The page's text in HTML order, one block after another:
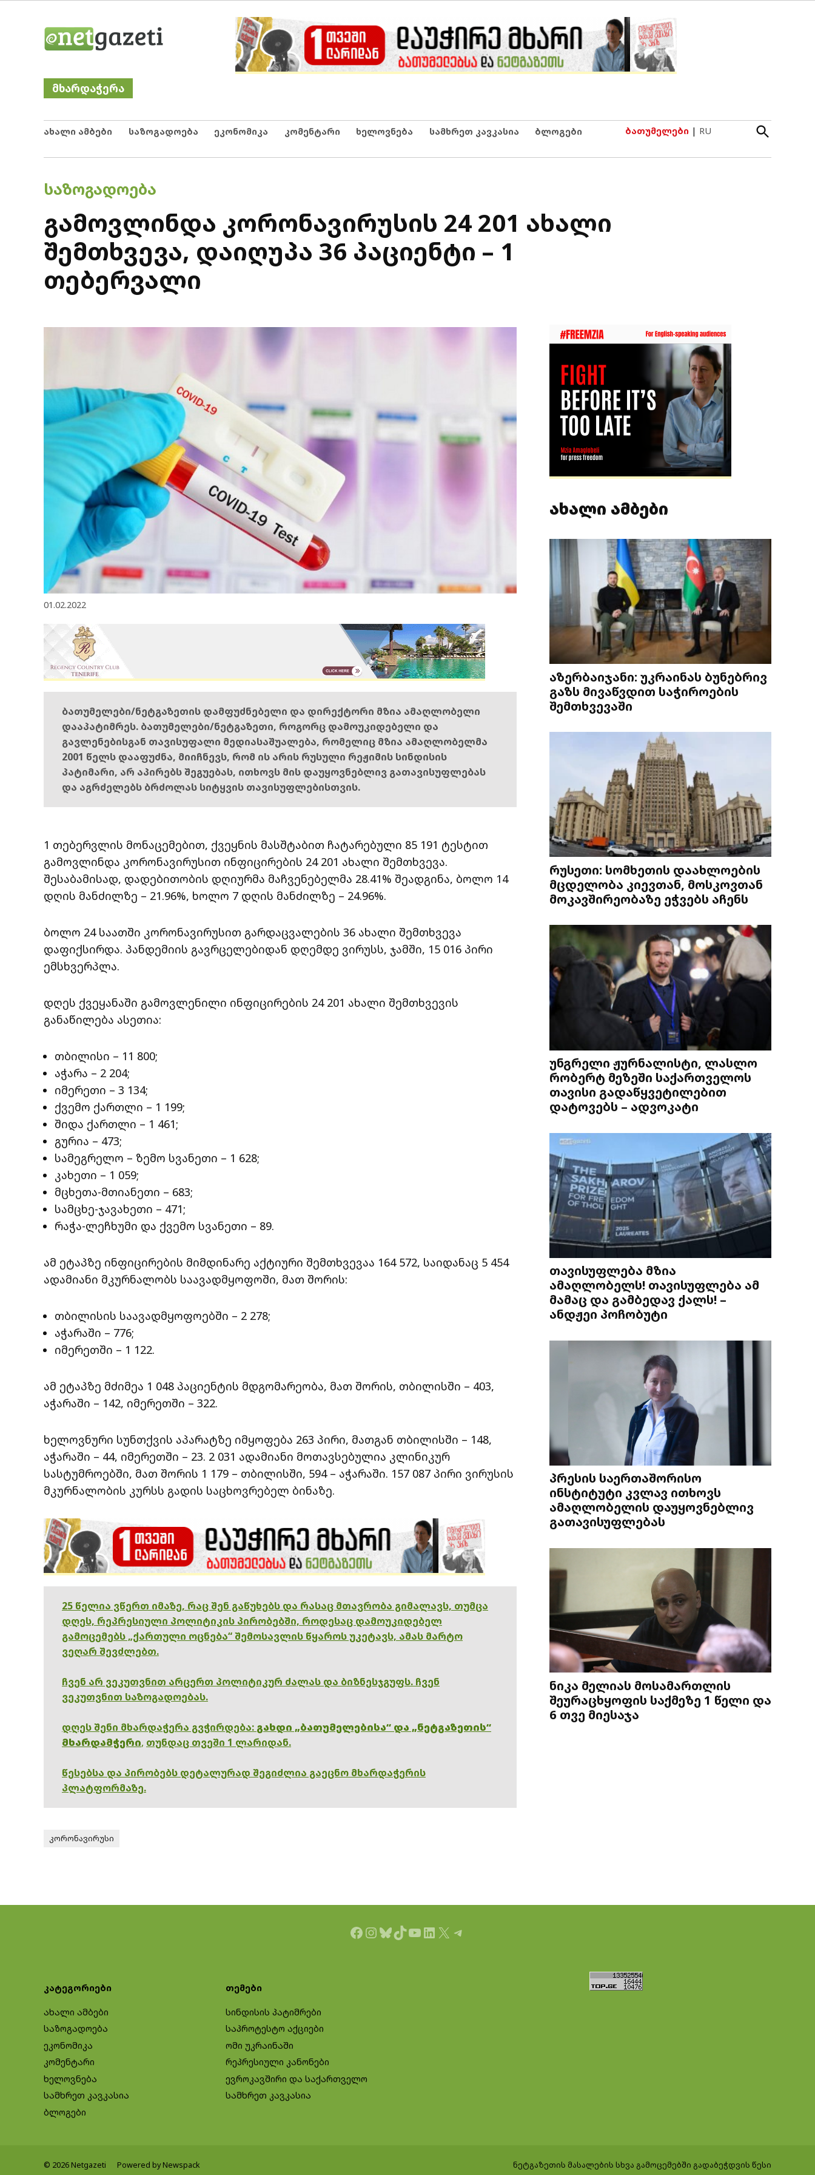
Netgazeti
მხარდაჭერა
ახალი ამბები საზოგადოება ეკონომიკა კომენტარი ხელოვნება სამხრეთ კავკასია ბლოგები ბათუმელები | RU
Open
Search
POSTED
ᲡᲐᲖᲝᲒᲐᲓᲝᲔᲑᲐ
გამოვლინდა კორონავირუსის 24 201 ახალი
შემთხვევა, დაიღუპა 36 პაციენტი – 1
თებერვალი
01.02.2022
ბათუმელები/ნეტგაზეთის დამფუძნებელი და დირექტორი მზია ამაღლობელი
დააპატიმრეს. ბათუმელები/ნეტგაზეთი, როგორც დამოუკიდებელი და
გავლენებისგან თავისუფალი მედიასაშუალება, რომელიც მზია ამაღლობელმა
2001 წელს დააფუძნა, მიიჩნევს, რომ ის არის რუსული რეჟიმის სინდისის
პატიმარი, არ აპირებს შეგუებას, ითხოვს მის დაუყოვნებლივ გათავისუფლებას
და აგრძელებს ბრძოლას სიტყვის თავისუფლებისთვის.
1 თებერვლის მონაცემებით, ქვეყნის მასშტაბით ჩატარებული 85 191 ტესტით
გამოვლინდა კორონავირუსით ინფიცირების 24 201 ახალი შემთხვევა.
შესაბამისად, დადებითობის დღიურმა მაჩვენებელმა 28.41% შეადგინა, ბოლო 14
დღის მანძილზე – 21.96%, ხოლო 7 დღის მანძილზე – 24.96%.
ბოლო 24 საათში კორონავირუსით გარდაცვალების 36 ახალი შემთხვევა
დაფიქსირდა. პანდემიის გავრცელებიდან დღემდე ვირუსს, ჯამში, 15 016 პირი
ემსხვერპლა.
დღეს ქვეყანაში გამოვლენილი ინფიცირების 24 201 ახალი შემთხვევის
განაწილება ასეთია:
თბილისი – 11 800;
აჭარა – 2 204;
იმერეთი – 3 134;
ქვემო ქართლი – 1 199;
შიდა ქართლი – 1 461;
გურია – 473;
სამეგრელო – ზემო სვანეთი – 1 628;
კახეთი – 1 059;
მცხეთა-მთიანეთი – 683;
სამცხე-ჯავახეთი – 471;
რაჭა-ლეჩხუმი და ქვემო სვანეთი – 89.
ამ ეტაპზე ინფიცირების მიმდინარე აქტიური შემთხვევაა 164 572, საიდანაც 5 454
ადამიანი მკურნალობს საავადმყოფოში, მათ შორის:
თბილისის საავადმყოფოებში – 2 278;
აჭარაში – 776;
იმერეთში – 1 122.
ამ ეტაპზე მძიმეა 1 048 პაციენტის მდგომარეობა, მათ შორის, თბილისში – 403,
აჭარაში – 142, იმერეთში – 322.
ხელოვნური სუნთქვის აპარატზე იმყოფება 263 პირი, მათგან თბილისში – 148,
აჭარაში – 44, იმერეთში – 23. 2 031 ადამიანი მოთავსებულია კლინიკურ
სასტუმროებში, მათ შორის 1 179 – თბილისში, 594 – აჭარაში. 157 087 პირი ვირუსის
მკურნალობის კურსს გადის საცხოვრებელ ბინაზე.
25 წელია ვწერთ იმაზე, რაც შენ გაწუხებს და რასაც მთავრობა გიმალავს, თუმცა
დღეს, რეპრესიული პოლიტიკის პირობებში, როდესაც დამოუკიდებელ
გამოცემებს „ქართული ოცნება“ შემოსავლის წყაროს უკეტავს, ამას მარტო
ვეღარ შევძლებთ.
ჩვენ არ ვეკუთვნით არცერთ პოლიტიკურ ძალას და ბიზნესჯგუფს. ჩვენ
ვეკუთვნით საზოგადოებას.
დღეს შენი მხარდაჭერა გვჭირდება: გახდი „ბათუმელებისა“ და „ნეტგაზეთის“
მხარდამჭერი, თუნდაც თვეში 1 ლარიდან.
წესებსა და პირობებს დეტალურად შეგიძლია გაეცნო მხარდაჭერის
პლატფორმაზე.
კორონავირუსი
ახალი ამბები
აზერბაიჯანი: უკრაინას ბუნებრივ
გაზს მივაწვდით საჭიროების
შემთხვევაში
რუსეთი: სომხეთის დაახლოების
მცდელობა კიევთან, მოსკოვთან
მოკავშირეობაზე ეჭვებს აჩენს
უნგრელი ჟურნალისტი, ლასლო
რობერტ მეზეში საქართველოს
თავისი გადაწყვეტილებით
დატოვებს – ადვოკატი
თავისუფლება მზია
ამაღლობელს! თავისუფლება ამ
მამაც და გამბედავ ქალს! –
ანდჟეი პოჩობუტი
პრესის საერთაშორისო
ინსტიტუტი კვლავ ითხოვს
ამაღლობელის დაუყოვნებლივ
გათავისუფლებას
ნიკა მელიას მოსამართლის
შეურაცხყოფის საქმეზე 1 წელი და
6 თვე მიესაჯა
Facebook
Instagram
Bluesky
TikTok
YouTube
LinkedIn
X Telegram
კატეგორიები
ახალი ამბები
საზოგადოება
ეკონომიკა
კომენტარი
ხელოვნება
სამხრეთ კავკასია
ბლოგები
თემები
სინდისის პატიმრები
საპროტესტო აქციები
ომი უკრაინაში
რეპრესიული კანონები
ევროკავშირი და საქართველო
სამხრეთ კავკასია
© 2026 Netgazeti Powered by Newspack ნეტგაზეთის მასალების სხვა გამოცემებში გადაბეჭდვის წესი